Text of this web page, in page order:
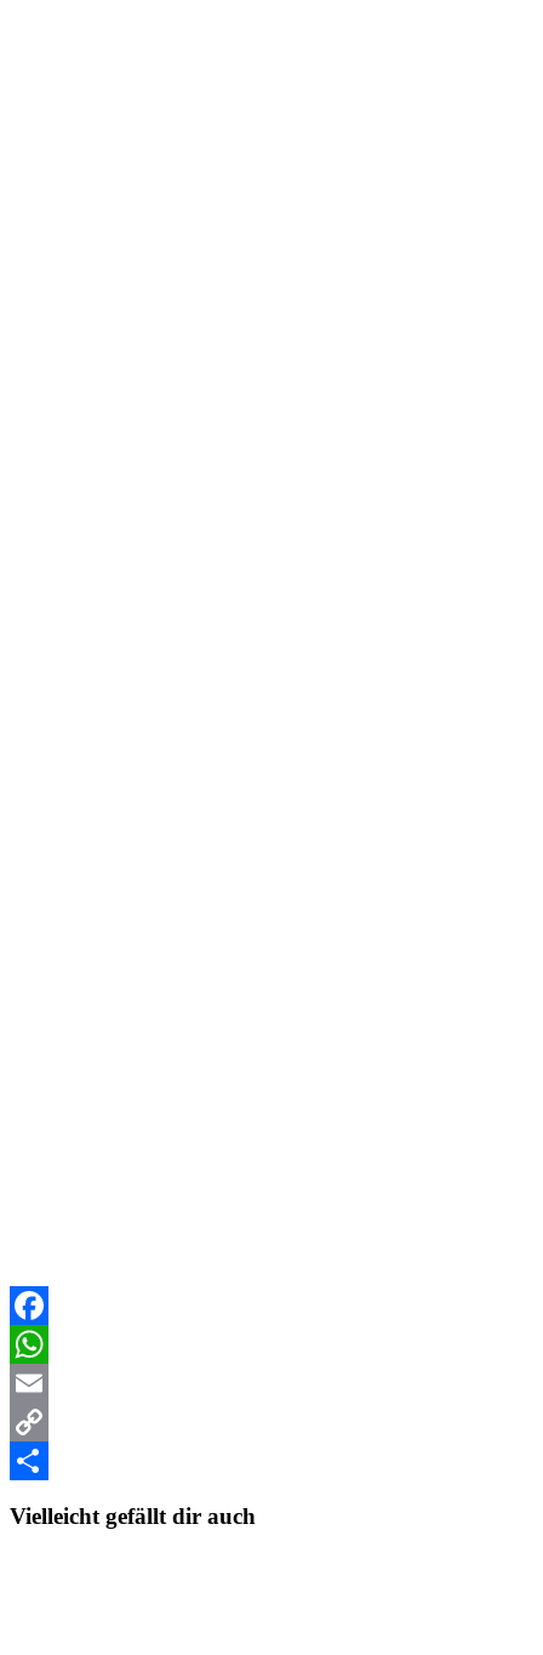
Facebook
WhatsApp
Email
Copy
Vielleicht gefällt dir auch